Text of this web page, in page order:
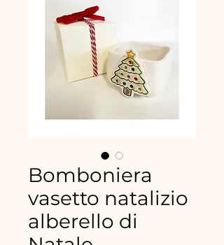
Bomboniera
vasetto natalizio
alberello di